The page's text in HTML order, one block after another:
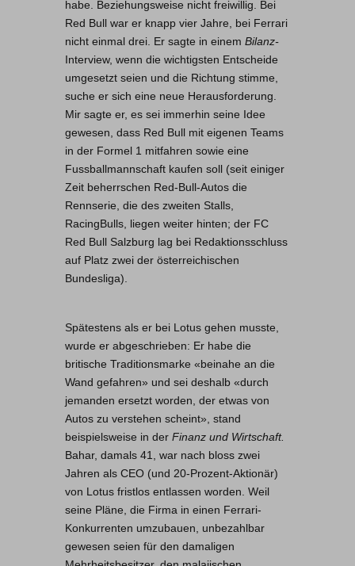
habe. Beziehungsweise nicht freiwillig. Bei
Red Bull war er knapp vier Jahre, bei Ferrari
nicht einmal drei. Er sagte in einem Bilanz-
Interview, wenn die wichtigsten Entscheide
umgesetzt seien und die Richtung stimme,
suche er sich eine neue Herausforderung.
Mir sagte er, es sei immerhin seine Idee
gewesen, dass Red Bull mit eigenen Teams
in der Formel 1 mitfahren sowie eine
Fussballmannschaft kaufen soll (seit einiger
Zeit beherrschen Red-Bull-Autos die
Rennserie, die des zweiten Stalls,
RacingBulls, liegen weiter hinten; der FC
Red Bull Salzburg lag bei Redaktionsschluss
auf Platz zwei der österreichischen
Bundesliga).
Spätestens als er bei Lotus gehen musste,
wurde er abgeschrieben: Er habe die
britische Traditionsmarke «beinahe an die
Wand gefahren» und sei deshalb «durch
jemanden ersetzt worden, der etwas von
Autos zu verstehen scheint», stand
beispielsweise in der Finanz und Wirtschaft.
Bahar, damals 41, war nach bloss zwei
Jahren als CEO (und 20-Prozent-Aktionär)
von Lotus fristlos entlassen worden. Weil
seine Pläne, die Firma in einen Ferrari-
Konkurrenten umzubauen, unbezahlbar
gewesen seien für den damaligen